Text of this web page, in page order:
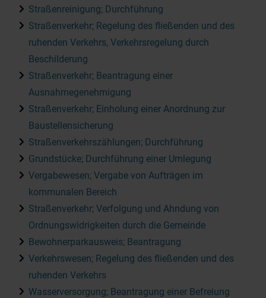
Straßenreinigung; Durchführung
Straßenverkehr; Regelung des fließenden und des
ruhenden Verkehrs, Verkehrsregelung durch
Beschilderung
Straßenverkehr; Beantragung einer
Ausnahmegenehmigung
Straßenverkehr; Einholung einer Anordnung zur
Baustellensicherung
Straßenverkehrszählungen; Durchführung
Grundstücke; Durchführung einer Umlegung
Vergabewesen; Vergabe von Aufträgen im
kommunalen Bereich
Straßenverkehr; Verfolgung und Ahndung von
Ordnungswidrigkeiten durch die Gemeinde
Bewohnerparkausweis; Beantragung
Verkehrswesen; Regelung des fließenden und des
ruhenden Verkehrs
Wasserversorgung; Beantragung einer Befreiung